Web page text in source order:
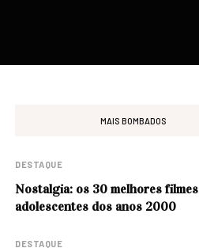
MAIS BOMBADOS
DESTAQUE
Nostalgia: os 30 melhores filmes
adolescentes dos anos 2000
DESTAQUE